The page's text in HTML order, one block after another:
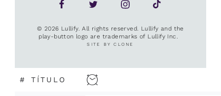
© 2026 Lullify. All rights reserved. Lullify and the
play-button logo are trademarks of Lullify Inc.
SITE BY CLONE
# TÍTULO